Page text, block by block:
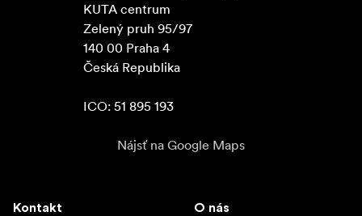
KUTA centrum
Zelený pruh 95/97
140 00 Praha 4
Česká Republika
ICO: 51 895 193
Nájsť na Google Maps
Kontakt O nás